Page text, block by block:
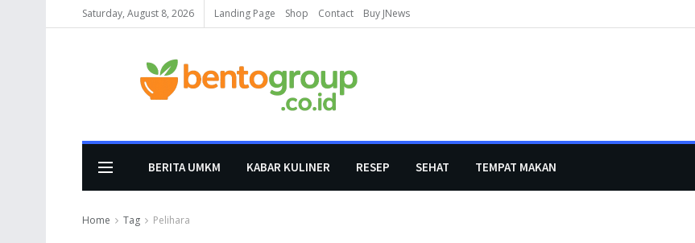
Saturday, August 8, 2026 Landing Page Shop Contact Buy JNews
BERITA UMKM KABAR KULINER RESEP SEHAT TEMPAT MAKAN
Home Tag Pelihara